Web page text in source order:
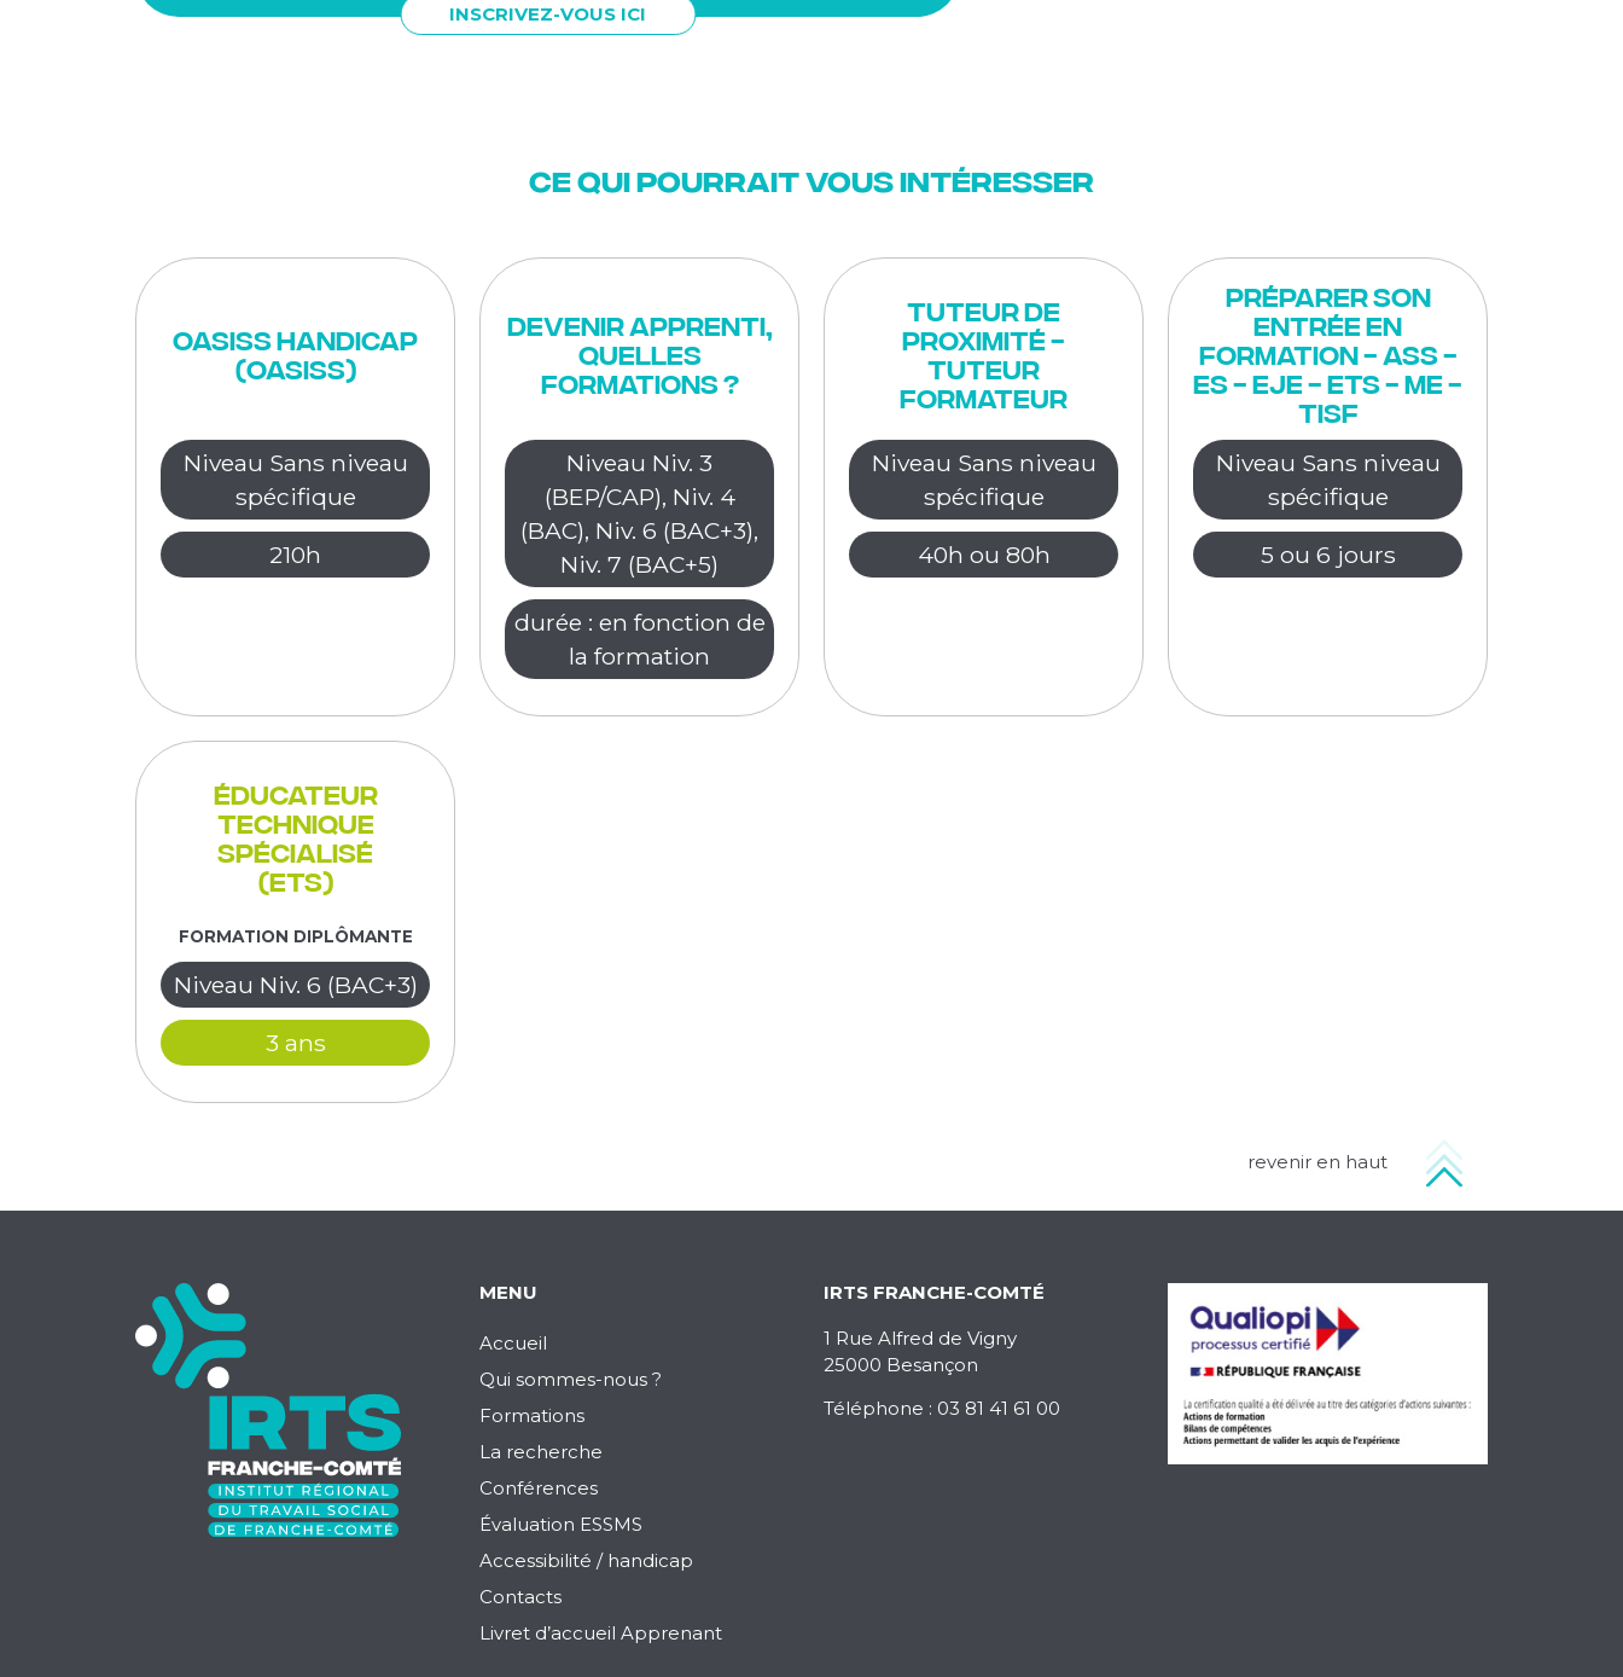
INSCRIVEZ-VOUS ICI
Ce qui pourrait vous intéresser
OASISS Handicap
(OASISS)
Niveau Sans niveau
spécifique
210h
Devenir apprenti,
quelles
formations ?
Niveau Niv. 3
(BEP/CAP), Niv. 4
(BAC), Niv. 6 (BAC+3),
Niv. 7 (BAC+5)
durée : en fonction de
la formation
Tuteur de
proximité -
Tuteur
Formateur
Niveau Sans niveau
spécifique
40h ou 80h
Préparer son
entrée en
formation - ASS -
ES - EJE - ETS - ME -
TISF
Niveau Sans niveau
spécifique
5 ou 6 jours
Éducateur
Technique
Spécialisé
(ETS)
FORMATION DIPLÔMANTE
Niveau Niv. 6 (BAC+3)
3 ans
revenir en haut
MENU
Accueil
Qui sommes-nous ?
Formations
La recherche
Conférences
Évaluation ESSMS
Accessibilité / handicap
Contacts
Livret d’accueil Apprenant
IRTS FRANCHE-COMTÉ
1 Rue Alfred de Vigny
25000 Besançon
Téléphone : 03 81 41 61 00